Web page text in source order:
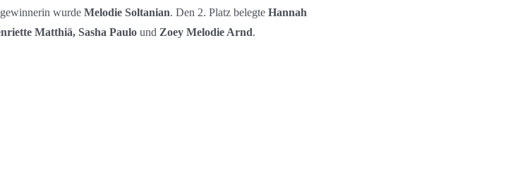
wurde Melodie Soltanian. Den 2. Platz belegte Hannah
Matthiä, Sasha Paulo und Zoey Melodie Arnd.